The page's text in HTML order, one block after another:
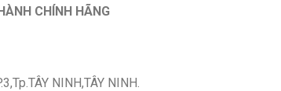
CHÍNH HÃNG
NINH,TÂY NINH.